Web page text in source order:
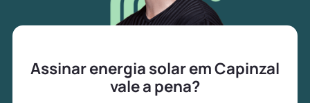
Assinar energia solar em Capinzal
vale a pena?